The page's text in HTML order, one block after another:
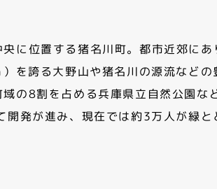
に位置する猪名川町。都市近郊にあ
を誇る大野山や猪名川の源流などの
の8割を占める兵庫県立自然公園な
発が進み、現在では約3万人が緑と